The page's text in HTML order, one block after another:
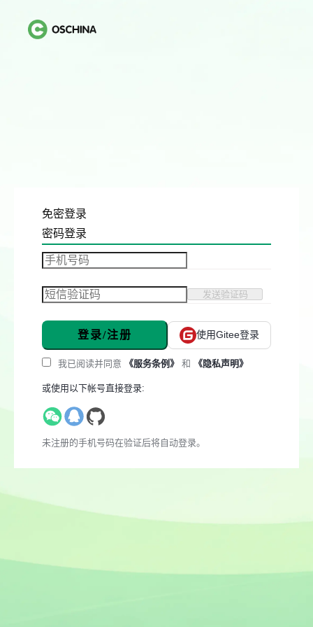
免密登录
密码登录
发送验证码
登录/注册 使用Gitee登录
我已阅读并同意 《服务条例》 和 《隐私声明》
或使用以下帐号直接登录:
未注册的手机号码在验证后将自动登录。